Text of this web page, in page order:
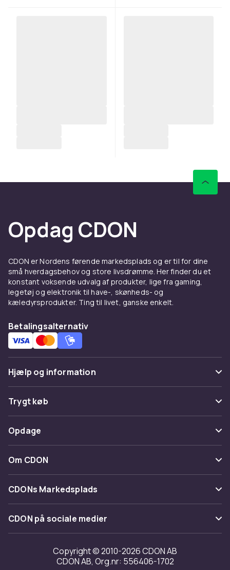
Opdag CDON
CDON er Nordens førende markedsplads og er til for dine
små hverdagsbehov og store livsdrømme. Her finder du et
konstant voksende udvalg af produkter, lige fra gaming,
legetøj og elektronik til have-, skønheds- og
kæledyrsprodukter. Ting til livet, ganske enkelt.
Betalingsalternativ
Hjælp og information
Ofte stillede spørgsmål
Spor pakke
Fortryd & returner her
Kontakt os
Trygt køb
Betaling
Levering
Tilbagekaldelser
Opdage
Kategorier
Maerke
Om CDON
Om os
Kundeanmeldelser
Arbejd på CDON
Investor relations
Tilgængelighed
CDONs Markedsplads
Merchant Help Center
CDON på sociale medier
Copyright © 2010-2026 CDON AB
CDON AB, Org.nr: 556406-1702